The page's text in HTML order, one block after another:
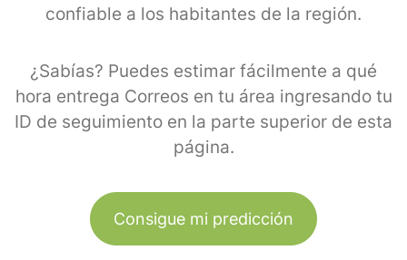
confiable a los habitantes de la región.
¿Sabías? Puedes estimar fácilmente a qué
hora entrega Correos en tu área ingresando tu
ID de seguimiento en la parte superior de esta
página.
Consigue mi predicción